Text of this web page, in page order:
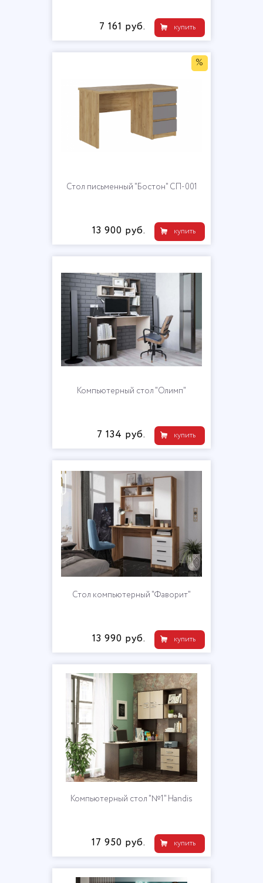
купить
7 161 руб.
%
Стол письменный "Бостон" СП-001
купить
13 900 руб.
Компьютерный стол "Олимп"
купить
7 134 руб.
Стол компьютерный "Фаворит"
купить
13 990 руб.
Компьютерный стол "№1" Handis
купить
17 950 руб.